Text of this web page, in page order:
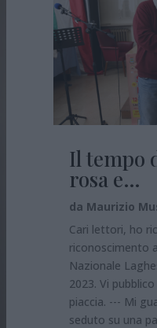
Il tempo
rosa e…
da Maurizio
Cari lettori, ho
riconoscimento
Nazionale
2023. Vi
piaccia. --- Mi
seduto su una